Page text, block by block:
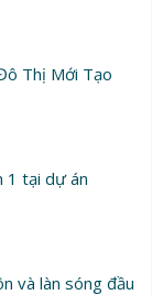
Thị Mới Tạo
1 tại dự án
và làn sóng đầu